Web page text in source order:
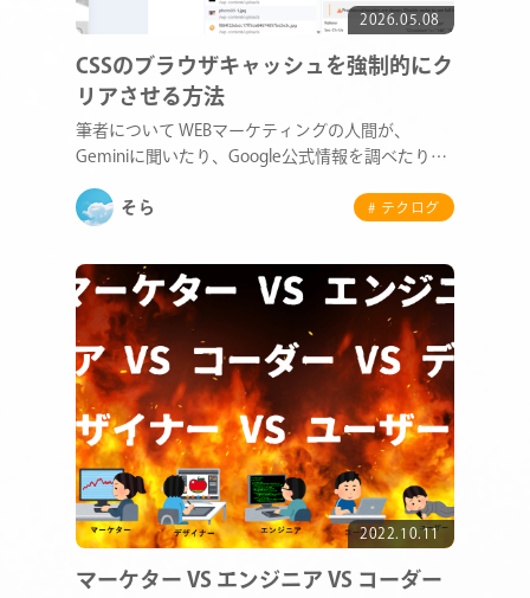
2026.05.08
CSSのブラウザキャッシュを強制的にク
リアさせる方法
筆者について WEBマーケティングの人間が、
Geminiに聞いたり、Google公式情報を調べたり
そら
# テクログ
2022.10.11
マーケター VS エンジニア VS コーダー